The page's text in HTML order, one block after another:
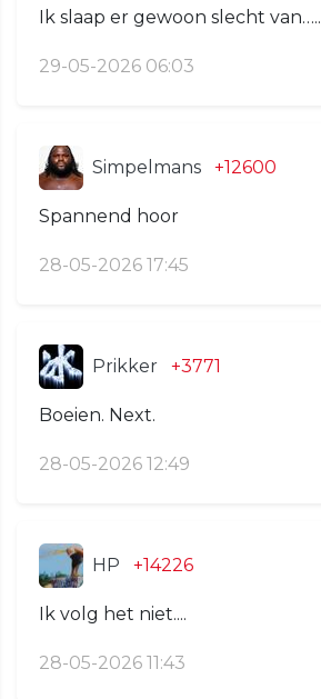
Ik slaap er gewoon slecht van…..
29-05-2026 06:03
Simpelmans +12600
Spannend hoor
28-05-2026 17:45
Prikker +3771
Boeien. Next.
28-05-2026 12:49
HP +14226
Ik volg het niet....
28-05-2026 11:43